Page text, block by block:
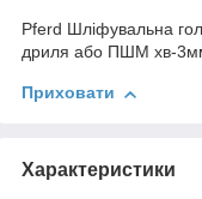
Pferd Шліфувальна
дриля або ПШМ хв-
Приховати
Характеристики